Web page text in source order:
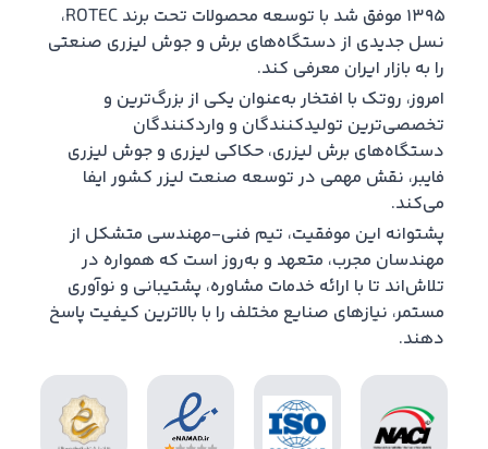
۱۳۹۵ موفق شد با توسعه محصولات تحت برند ROTEC،
نسل جدیدی از دستگاه‌های برش و جوش لیزری صنعتی
را به بازار ایران معرفی کند.
امروز، روتک با افتخار به‌عنوان یکی از بزرگ‌ترین و
تخصصی‌ترین تولیدکنندگان و واردکنندگان
دستگاه‌های برش لیزری، حکاکی لیزری و جوش لیزری
فایبر، نقش مهمی در توسعه صنعت لیزر کشور ایفا
می‌کند.
پشتوانه این موفقیت، تیم فنی-مهندسی متشکل از
مهندسان مجرب، متعهد و به‌روز است که همواره در
تلاش‌اند تا با ارائه خدمات مشاوره، پشتیبانی و نوآوری
مستمر، نیازهای صنایع مختلف را با بالاترین کیفیت پاسخ
دهند.